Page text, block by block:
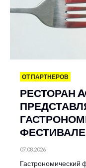
ОТ ПАРТНЕРОВ
РЕСТОРАН
ФЕСТИВАЛЕ
07.08.2026
Гастрономический